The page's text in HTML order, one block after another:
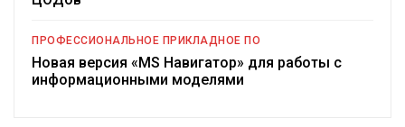
ПРОФЕССИОНАЛЬНОЕ ПРИКЛАДНОЕ ПО
Новая версия «MS Навигатор» для работы с
информационными моделями